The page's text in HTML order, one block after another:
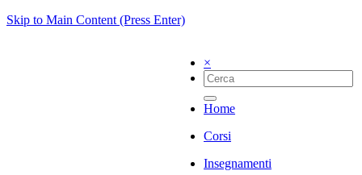
Skip to Main Content (Press Enter)
×
Home
Corsi
Insegnamenti